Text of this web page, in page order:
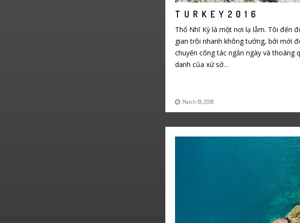
T U R K E Y 2 0 1 6
Thổ Nhĩ Kỳ là một nơi lạ lẫm. Tôi đến
gian trôi nhanh không tưởng, bởi mới
chuyến công tác ngắn ngày và thoáng
danh của xứ sở…
March 19, 2018